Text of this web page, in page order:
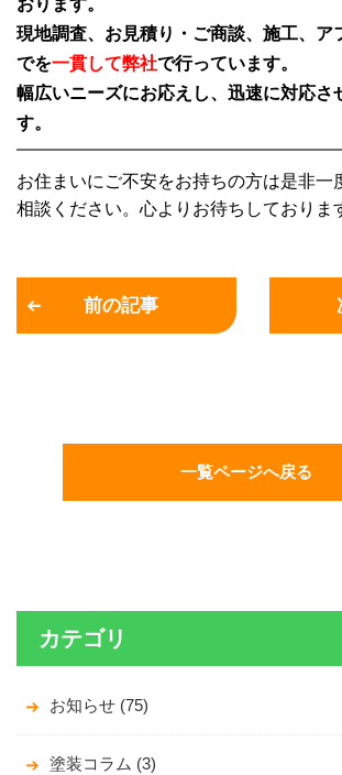
おります。
現地調査、お見積り・ご商談、施工、ア
でを一貫して弊社で行っています。
幅広いニーズにお応えし、迅速に対応さ
す。
お住まいにご不安をお持ちの方は是非一
相談ください。心よりお待ちしておりま
前の記事
一覧ページへ戻る
カテゴリ
お知らせ (75)
塗装コラム (3)